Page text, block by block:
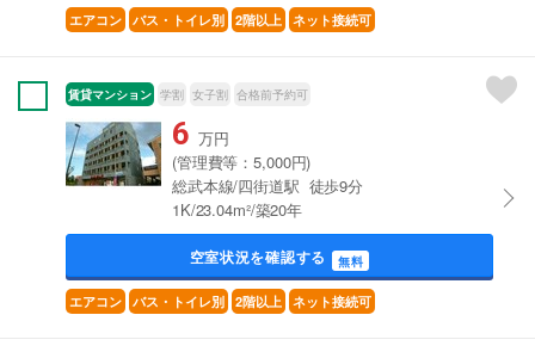
エアコン バス・トイレ別 2階以上 ネット接続可
賃貸マンション 学割 女子割 合格前予約可
6 万円
(管理費等：5,000円)
総武本線/四街道駅 徒歩9分
1K/23.04m²/築20年
空室状況を確認する 無料
エアコン バス・トイレ別 2階以上 ネット接続可